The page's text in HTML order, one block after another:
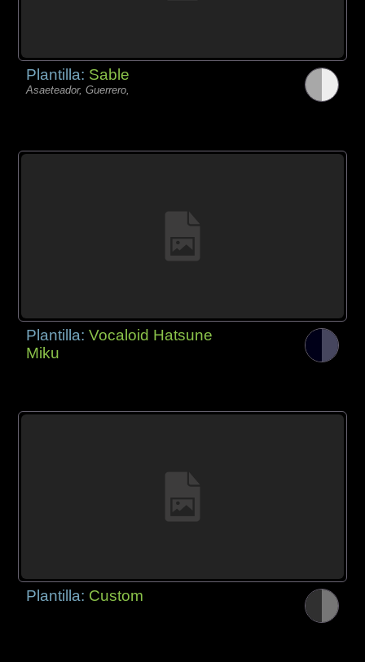
Plantilla: Sable
Asaeteador, Guerrero,
Plantilla:Vocaloid Hatsune
Miku
Plantilla: Custom